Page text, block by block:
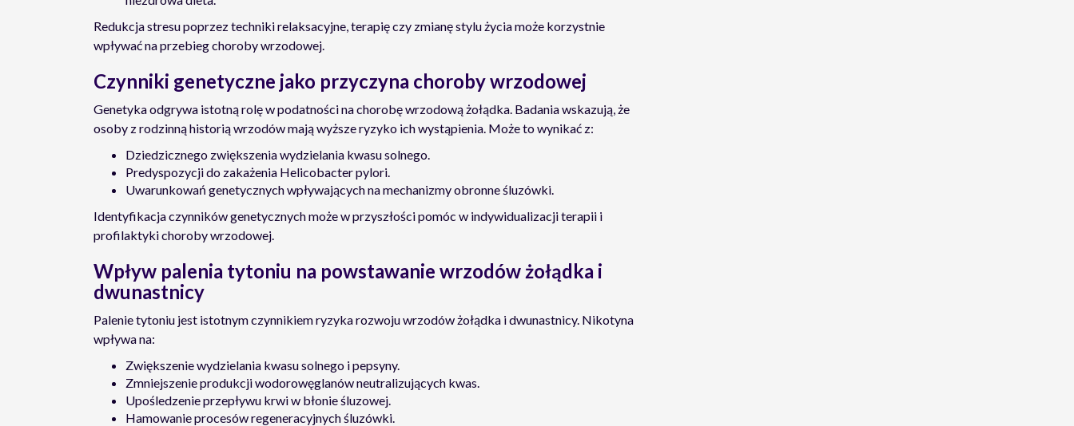
Redukcja stresu poprzez techniki relaksacyjne, terapię czy zmianę stylu życia może korzystnie
wpływać na przebieg choroby wrzodowej.
Czynniki genetyczne jako przyczyna choroby wrzodowej
Genetyka odgrywa istotną rolę w podatności na chorobę wrzodową żołądka. Badania wskazują, że
osoby z rodzinną historią wrzodów mają wyższe ryzyko ich wystąpienia. Może to wynikać z:
Dziedzicznego zwiększenia wydzielania kwasu solnego.
Predyspozycji do zakażenia Helicobacter pylori.
Uwarunkowań genetycznych wpływających na mechanizmy obronne śluzówki.
Identyfikacja czynników genetycznych może w przyszłości pomóc w indywidualizacji terapii i
profilaktyki choroby wrzodowej.
Wpływ palenia tytoniu na powstawanie wrzodów żołądka i
dwunastnicy
Palenie tytoniu jest istotnym czynnikiem ryzyka rozwoju wrzodów żołądka i dwunastnicy. Nikotyna
wpływa na:
Zwiększenie wydzielania kwasu solnego i pepsyny.
Zmniejszenie produkcji wodorowęglanów neutralizujących kwas.
Upośledzenie przepływu krwi w błonie śluzowej.
Hamowanie procesów regeneracyjnych śluzówki.